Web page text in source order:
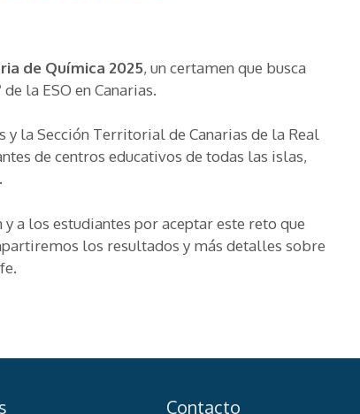
de Química 2025, un certamen que busca
la ESO en Canarias.
y la Sección Territorial de Canarias de la Real
de centros educativos de todas las islas,
a los estudiantes por aceptar este reto que
los resultados y más detalles sobre
Contacto